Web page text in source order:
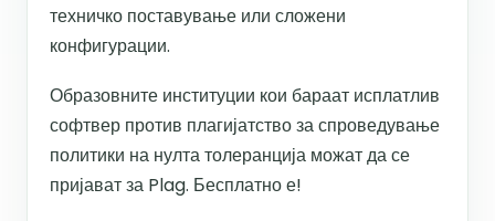
техничко поставување или сложени
конфигурации.
Образовните институции кои бараат исплатлив
софтвер против плагијатство за спроведување
политики на нулта толеранција можат да се
пријават за Plag. Бесплатно е!